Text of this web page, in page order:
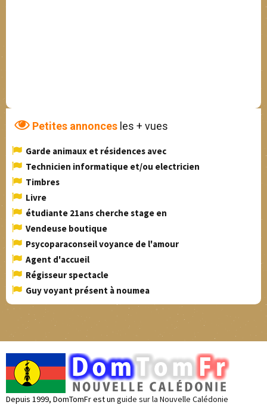
Petites annonces les + vues
Garde animaux et résidences avec
Technicien informatique et/ou electricien
Timbres
Livre
étudiante 21ans cherche stage en
Vendeuse boutique
Psycoparaconseil voyance de l'amour
Agent d'accueil
Régisseur spectacle
Guy voyant présent à noumea
Depuis 1999, DomTomFr est un guide sur la Nouvelle Calédonie